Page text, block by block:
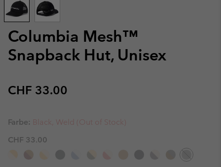
Columbia Mesh™
Snapback Hut, Unisex
Regular price:
CHF 33.00
Farbe: Black, Weld (Out of Stock)
CHF 33.00